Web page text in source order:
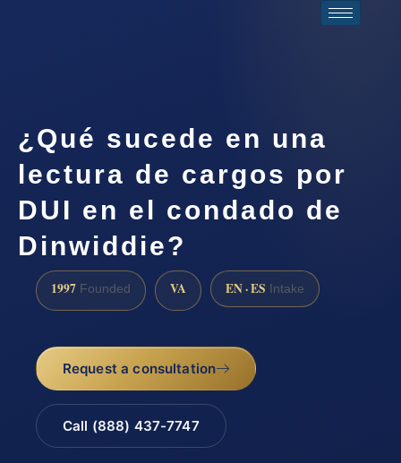
¿Qué sucede en una
lectura de cargos por
DUI en el condado de
Dinwiddie?
1997 Founded VA EN · ES Intake
Request a consultation
Call (888) 437-7747